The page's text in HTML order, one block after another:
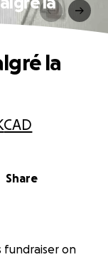
CAD
Share
la
fundraiser on